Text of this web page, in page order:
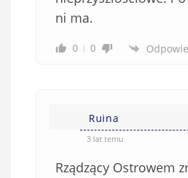
ni ma.
0 0
Ruina
3 lat temu
Rządzący Ostrowem